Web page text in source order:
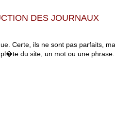
DES JOURNAUX
Certe, ils ne sont pas parfaits,
du site, un mot ou une phrase.